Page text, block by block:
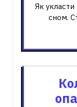
Як
сном.